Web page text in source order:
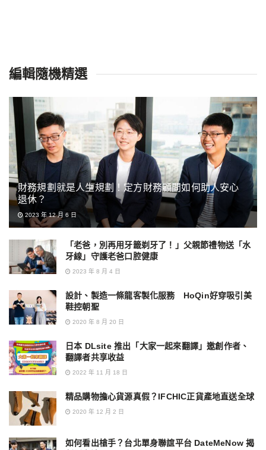
編輯隨機精選
財務規劃就是人生規劃！定方財務顧問如何助人安心
退休？
2023 年 12 月 6 日
「老爸，別再用牙籤剃牙了！」父親節禮物送「水
牙線」守護老爸口腔健康
2023 年 8 月 4 日
設計、製造一條龍客製化服務 HoQin好穿吸引美
鞋控朝聖
2020 年 8 月 20 日
日本 DLsite 推出「大家一起來翻譯」邀創作者、
翻譯者共享收益
2022 年 11 月 18 日
精品購物擔心貨源真假？IFCHIC正貨產地直送全球
2020 年 12 月 2 日
如何看出槍手？台北單身聯誼平台 DateMeNow 揭